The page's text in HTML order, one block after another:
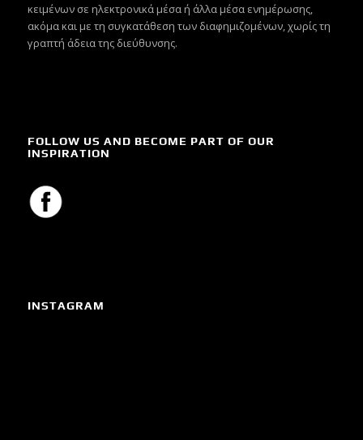
κειμένων σε ηλεκτρονικά μέσα ή άλλα μέσα ενημέρωσης,
ακόμα και με τη συγκατάθεση των διαφημιζομένων, χωρίς τη
γραπτή άδεια της διεύθυνσης.
FOLLOW US AND BECOME PART OF OUR
INSPIRATION
INSTAGRAM